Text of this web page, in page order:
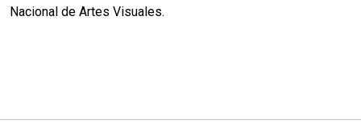
Nacional de Artes Visuales.